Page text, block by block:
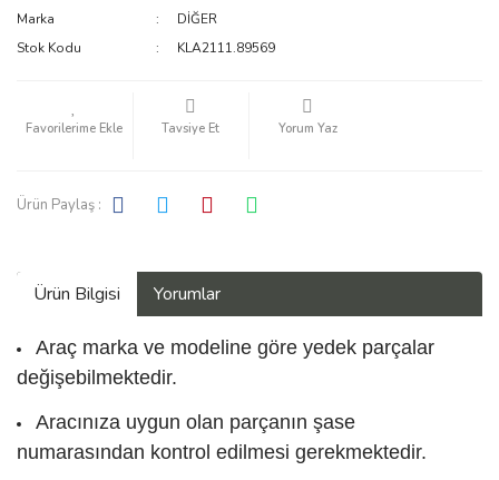
Marka
DİĞER
Stok Kodu
KLA2111.89569
Tavsiye Et Yorum Yaz
Ürün Paylaş :
Ürün Bilgisi Yorumlar
Araç marka ve modeline göre yedek parçalar
değişebilmektedir.
Aracınıza uygun olan parçanın şase
numarasından kontrol edilmesi gerekmektedir.